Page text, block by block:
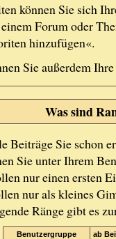
können Sie sich
Forum oder
hinzufügen«.
Sie außerdem
Was sind
Beiträge Sie schon
Sie unter Ihrem
nur einen ersten
nur als kleines
Ränge gibt es
Benutzergruppe ab